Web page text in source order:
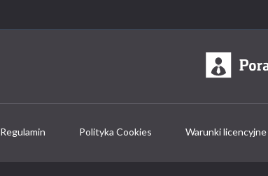
Regulamin Polityka Cookies Warunki licencyjne